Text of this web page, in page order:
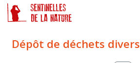
Dépôt de déchets divers
Panneau de gestion des cookies